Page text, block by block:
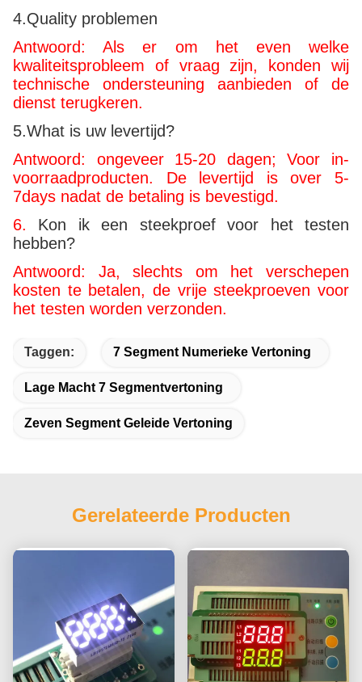
4.Quality problemen
Antwoord: Als er om het even welke
kwaliteitsprobleem of vraag zijn, konden wij
technische ondersteuning aanbieden of de
dienst terugkeren.
5.What is uw levertijd?
Antwoord: ongeveer 15-20 dagen; Voor in-
voorraadproducten. De levertijd is over 5-
7days nadat de betaling is bevestigd.
6. Kon ik een steekproef voor het testen
hebben?
Antwoord: Ja, slechts om het verschepen
kosten te betalen, de vrije steekproeven voor
het testen worden verzonden.
Taggen: 7 Segment Numerieke Vertoning
Lage Macht 7 Segmentvertoning
Zeven Segment Geleide Vertoning
Gerelateerde Producten